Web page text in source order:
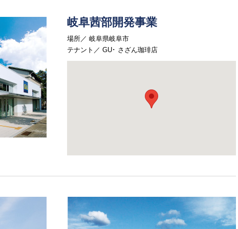
岐阜茜部開発事業
場所
岐阜県岐阜市
テナント
GU さざん珈琲店